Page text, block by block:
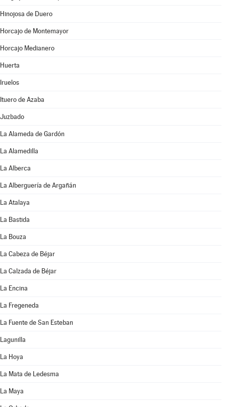
Hinojosa de Duero
Horcajo de Montemayor
Horcajo Medianero
Huerta
Iruelos
Ituero de Azaba
Juzbado
La Alameda de Gardón
La Alamedilla
La Alberca
La Alberguería de Argañán
La Atalaya
La Bastida
La Bouza
La Cabeza de Béjar
La Calzada de Béjar
La Encina
La Fregeneda
La Fuente de San Esteban
Lagunilla
La Hoya
La Mata de Ledesma
La Maya